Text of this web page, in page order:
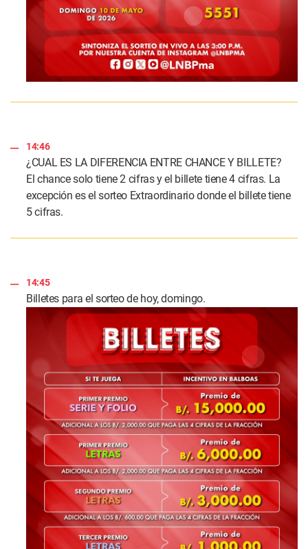
14:46
¿CUAL ES LA DIFERENCIA ENTRE CHANCE Y BILLETE?
El chance solo tiene 2 cifras y el billete tiene 4 cifras. La
excepción es el sorteo Extraordinario donde el billete tiene
5 cifras.
14:45
Billetes para el sorteo de hoy, domingo.